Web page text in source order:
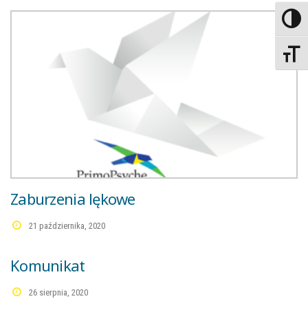
Zaburzenia lękowe
21 października, 2020
Komunikat
26 sierpnia, 2020